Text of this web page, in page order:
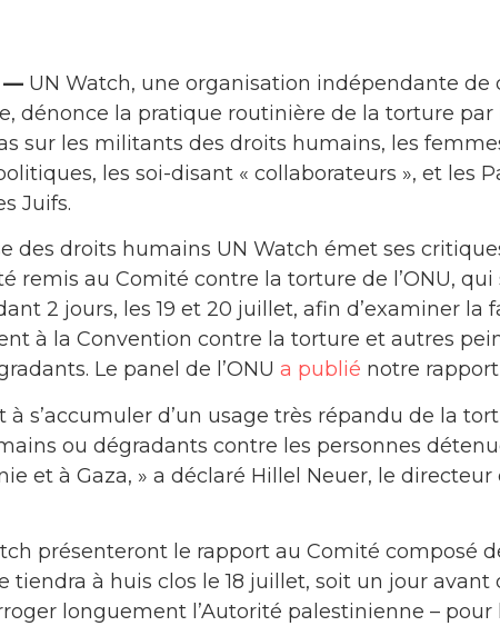
— UN Watch, une organisation indépendante de
dénonce la pratique routinière de la torture par
sur les militants des droits humains, les
les soi-disant « collaborateurs », et les
Juifs.
des droits humains UN Watch émet ses
remis au Comité contre la torture de l’ONU, qui
2 jours, les 19 et 20 juillet, afin d’examiner la
à la Convention contre la torture et autres
Le panel de l’ONU a publié notre
à s’accumuler d’un usage très répandu de la
ou dégradants contre les personnes
et à Gaza, » a déclaré Hillel Neuer, le directeur
présenteront le rapport au Comité composé
tiendra à huis clos le 18 juillet, soit un jour avant
longuement l’Autorité palestinienne –